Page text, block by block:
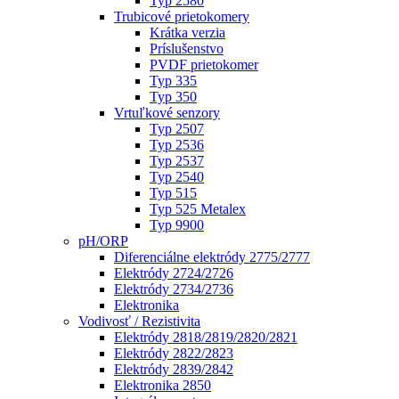
Trubicové prietokomery
Krátka verzia
Príslušenstvo
PVDF prietokomer
Typ 335
Typ 350
Vrtuľkové senzory
Typ 2507
Typ 2536
Typ 2537
Typ 2540
Typ 515
Typ 525 Metalex
Typ 9900
pH/ORP
Diferenciálne elektródy 2775/2777
Elektródy 2724/2726
Elektródy 2734/2736
Elektronika
Vodivosť / Rezistivita
Elektródy 2818/2819/2820/2821
Elektródy 2822/2823
Elektródy 2839/2842
Elektronika 2850